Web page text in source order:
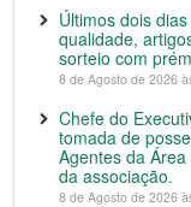
Últimos dois
qualidade,
sorteio com
8 de Agosto de 2026
Chefe do
tomada de
Agentes da
da associação.
8 de Agosto de 2026